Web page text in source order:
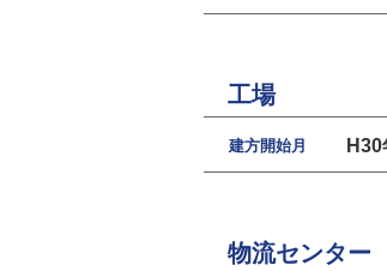
工場
建方開始月 H30
物流センター